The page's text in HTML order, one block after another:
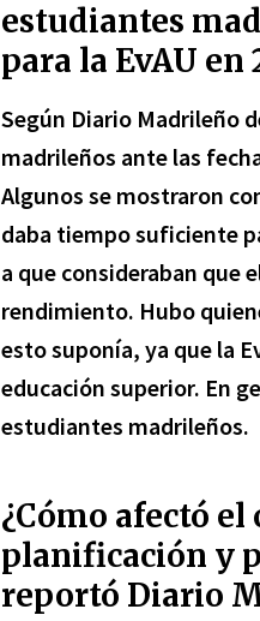
estudiantes
para la EvAU
Según Diario Madrileño
madrileños ante las
Algunos se mostraron
daba tiempo suficiente
a que consideraban que
rendimiento. Hubo
esto suponía, ya que la
educación superior. En
estudiantes madrileños.
¿Cómo afectó el
planificación y
reportó Diario